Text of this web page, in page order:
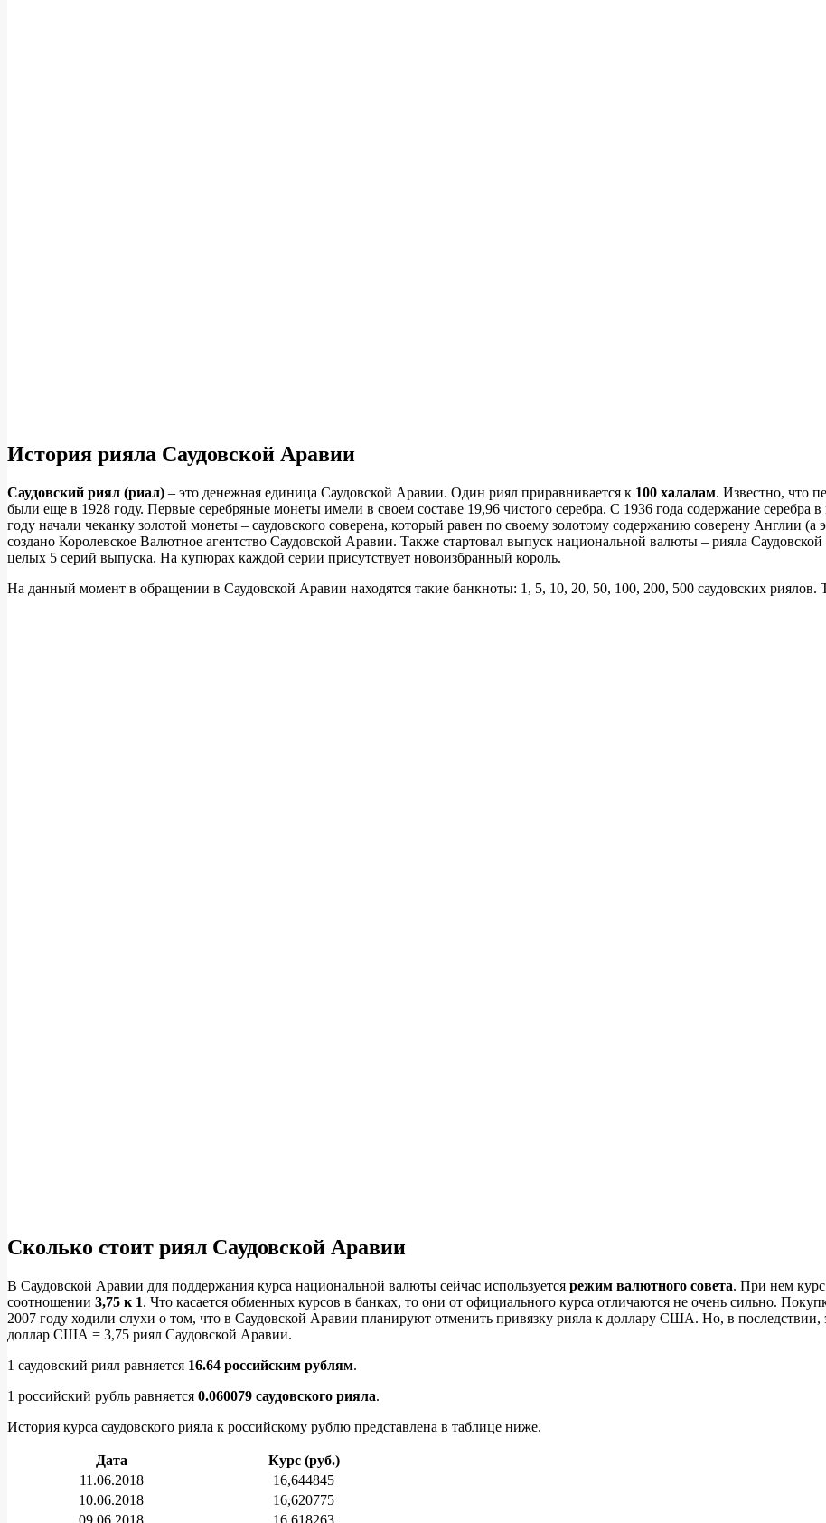
История рияла Саудовской Аравии
Саудовский риял (риал) – это денежная единица Саудовской Аравии. Один риял приравнивается к 100 халалам. Известно, что
были еще в 1928 году. Первые серебряные монеты имели в своем составе 19,96 чистого серебра. С 1936 года содержание
году начали чеканку золотой монеты – саудовского соверена, который равен по своему золотому содержанию соверену Англии
создано Королевское Валютное агентство Саудовской Аравии. Также стартовал выпуск национальной валюты – рияла
целых 5 серий выпуска. На купюрах каждой серии присутствует новоизбранный король.
На данный момент в обращении в Саудовской Аравии находятся такие банкноты: 1, 5, 10, 20, 50, 100, 200, 500 саудовских риялов.
Сколько стоит риял Саудовской Аравии
В Саудовской Аравии для поддержания курса национальной валюты сейчас используется режим валютного совета. При нем
соотношении 3,75 к 1. Что касается обменных курсов в банках, то они от официального курса отличаются не очень сильно.
2007 году ходили слухи о том, что в Саудовской Аравии планируют отменить привязку рияла к доллару США. Но, в
доллар США = 3,75 риял Саудовской Аравии.
1 саудовский риял равняется 16.64 российским рублям.
1 российский рубль равняется 0.060079 саудовского рияла.
История курса саудовского рияла к российскому рублю представлена в таблице ниже.
Дата
Курс (руб.)
11.06.2018
16,644845
10.06.2018
16,620775
09.06.2018
16,618263